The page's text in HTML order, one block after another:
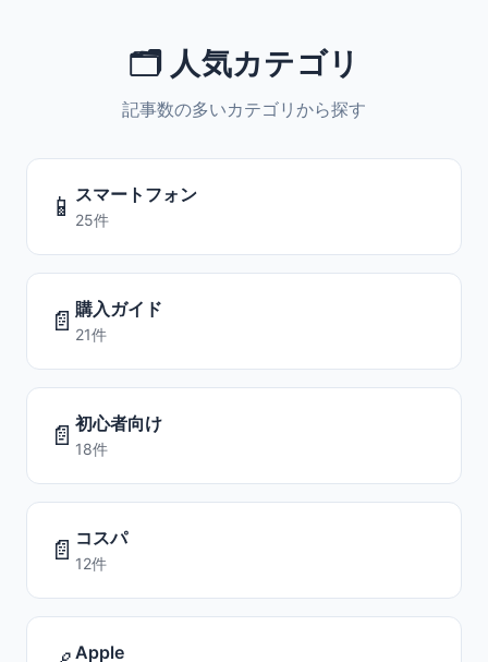
🗂️ 人気カテゴリ
記事数の多いカテゴリから探す
📱 スマートフォン
25件
📄 購入ガイド
21件
📄 初心者向け
18件
📄 コスパ
12件
Apple